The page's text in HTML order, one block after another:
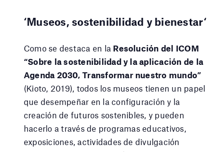
‘Museos, sostenibilidad y bienestar‘
Como se destaca en la Resolución del ICOM
“Sobre la sostenibilidad y la aplicación de la
Agenda 2030, Transformar nuestro mundo”
(Kioto, 2019), todos los museos tienen un papel
que desempeñar en la configuración y la
creación de futuros sostenibles, y pueden
hacerlo a través de programas educativos,
exposiciones, actividades de divulgación